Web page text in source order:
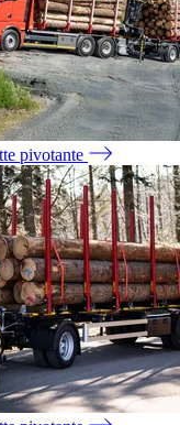
pivotante